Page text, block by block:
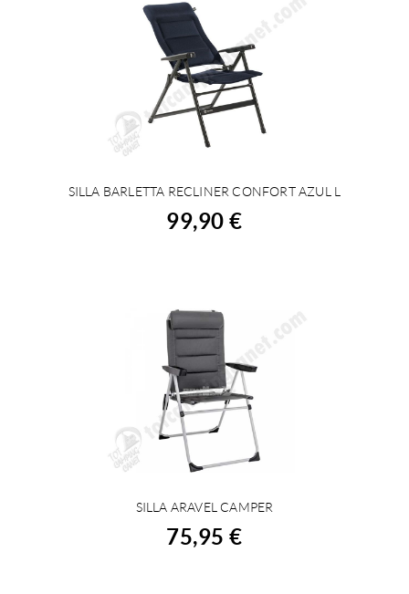
COMPRAR
SILLA BARLETTA RECLINER CONFORT AZUL L
99,90 €
COMPRAR
SILLA ARAVEL CAMPER
75,95 €